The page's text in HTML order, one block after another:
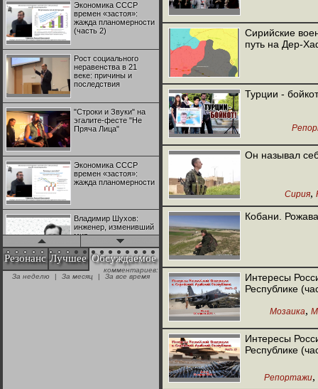
Экономика СССР
времен «застоя»:
жажда планомерности
(часть 2)
Рост социального
неравенства в 21
веке: причины и
последствия
"Строки и Звуки" на
эгалите-фесте "Не
Пряча Лица"
Экономика СССР
времен «застоя»:
жажда планомерности
Владимир Шухов:
инженер, изменивший
мир
"Аркадий Коц" на
эгалите-фесте "Не
Резонанс Лучшее Обсуждаемое
комментариев:
За неделю
| За месяц | За все время
Сирийские
путь на Дер-
Турции -
Он называл
Сирия,
Кобани.
Интересы
Республике
Мозаика,
Интересы
Республике
Репортажи,